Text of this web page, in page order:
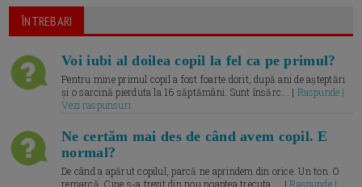
ÎNTREBARI
Voi iubi al doilea copil la fel ca pe primul?
Pentru mine primul copil a fost foarte dorit, după ani de așteptări
și o sarcină pierduta la 16 săptămâni. Sunt însărc... | Raspunde |
Vezi raspunsuri
Ne certăm mai des de când avem copil. E
normal?
De când a apărut copilul, parcă ne aprindem din orice. Un ton. O
remarcă. Cine s-a trezit din nou noaptea trecuta.... |Raspunde |